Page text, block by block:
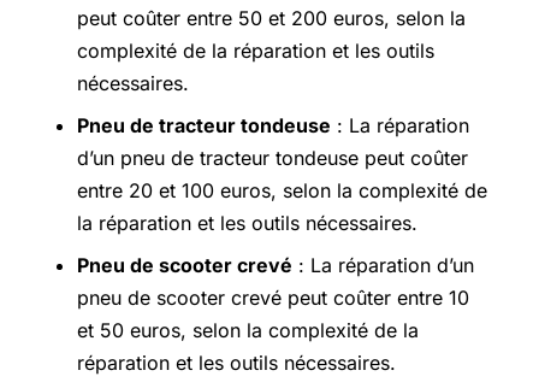
peut coûter entre 50 et 200 euros, selon la
complexité de la réparation et les outils
nécessaires.
Pneu de tracteur tondeuse : La réparation
d’un pneu de tracteur tondeuse peut coûter
entre 20 et 100 euros, selon la complexité de
la réparation et les outils nécessaires.
Pneu de scooter crevé : La réparation d’un
pneu de scooter crevé peut coûter entre 10
et 50 euros, selon la complexité de la
réparation et les outils nécessaires.